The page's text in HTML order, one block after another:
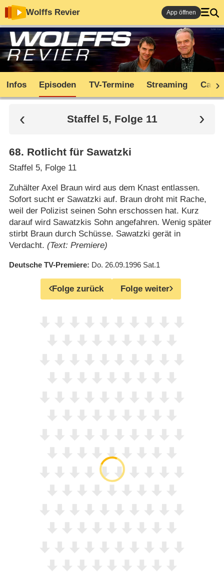
Wolffs Revier App öffnen
Infos Episoden TV-Termine Streaming Cast
Staffel 5, Folge 11
68. Rotlicht für Sawatzki
Staffel 5, Folge 11
Zuhälter Axel Braun wird aus dem Knast entlassen.
Sofort sucht er Sawatzki auf. Braun droht mit Rache,
weil der Polizist seinen Sohn erschossen hat. Kurz
darauf wird Sawatzkis Sohn angefahren. Wenig später
stirbt Braun durch Schüsse. Sawatzki gerät in
Verdacht. (Text: Premiere)
Deutsche TV-Premiere Do. 26.09.1996 Sat.1
Folge zurück Folge weiter